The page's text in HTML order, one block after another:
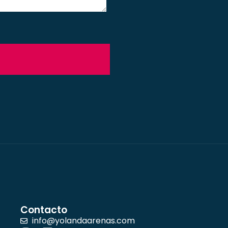
Contacto
info@yolandaarenas.com